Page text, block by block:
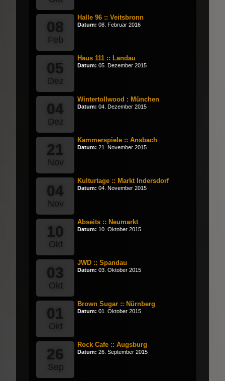
08
Feb
Halle 96 :: Veitsbronn
Datum: 08. Februar 2016
05
Dez
Haus 111 :: Landau
Datum: 05. Dezember 2015
04
Dez
Wintertollwood : München
Datum: 04. Dezember 2015
21
Nov
Kammerspiele :: Ansbach
Datum: 21. November 2015
04
Nov
Kulturtage :: Markt Indersdorf
Datum: 04. November 2015
10
Okt
Abseits :: Neumarkt
Datum: 10. Oktober 2015
03
Okt
JWD :: Spandau
Datum: 03. Oktober 2015
01
Okt
Brown Sugar :: Nürnberg
Datum: 01. Oktober 2015
26
Sep
Rock Cafe :: Augsburg
Datum: 26. September 2015